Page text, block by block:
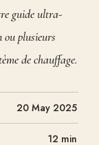
guide ultra-
ou plusieurs
de chauffage.
20 May 2025
12 min